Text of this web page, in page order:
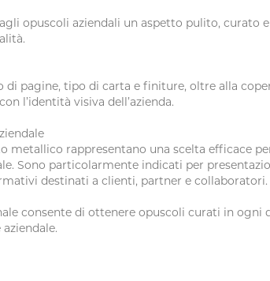
opuscoli aziendali un aspetto pulito, curato
di pagine, tipo di carta e finiture, oltre alla
l’identità visiva dell’azienda.
metallico rappresentano una scelta efficace
Sono particolarmente indicati per
destinati a clienti, partner e collaboratori.
consente di ottenere opuscoli curati in ogni